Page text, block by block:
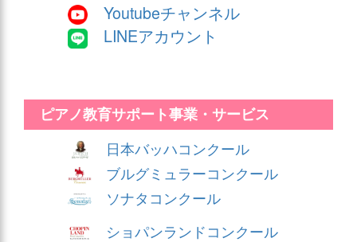
Youtubeチャンネル
LINEアカウント
ピアノ教育サポート事業・サービス
日本バッハコンクール
ブルグミュラーコンクール
ソナタコンクール
ショパンランドコンクール